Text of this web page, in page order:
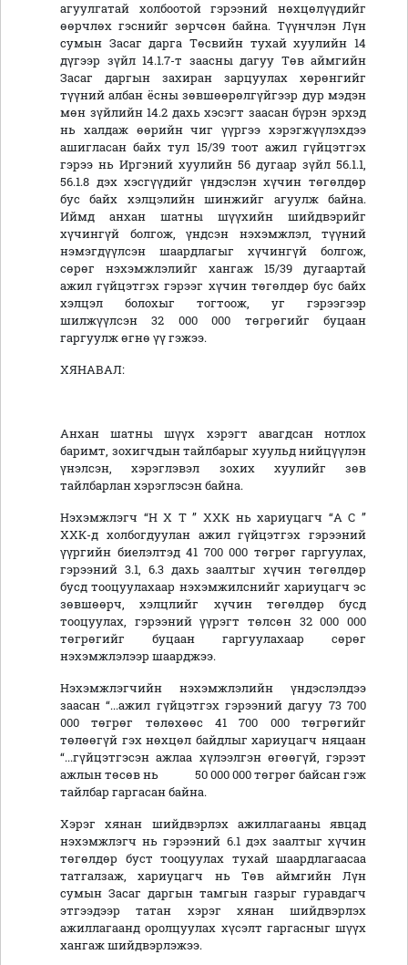
агуулгатай холбоотой гэрээний нөхцөлүүдийг
өөрчлөх гэснийг зөрчсөн байна. Түүнчлэн Лүн
сумын Засаг дарга Төсвийн тухай хуулийн 14
дүгээр зүйл 14.1.7-т заасны дагуу Төв аймгийн
Засаг даргын захиран зарцуулах хөрөнгийг
түүний албан ёсны зөвшөөрөлгүйгээр дур мэдэн
мөн зүйлийн 14.2 дахь хэсэгт заасан бүрэн эрхэд
нь халдаж өөрийн чиг үүргээ хэрэгжүүлэхдээ
ашигласан байх тул 15/39 тоот ажил гүйцэтгэх
гэрээ нь Иргэний хуулийн 56 дугаар зүйл 56.1.1,
56.1.8 дэх хэсгүүдийг үндэслэн хүчин төгөлдөр
бус байх хэлцэлийн шинжийг агуулж байна.
Иймд анхан шатны шүүхийн шийдвэрийг
хүчингүй болгож, үндсэн нэхэмжлэл, түүний
нэмэгдүүлсэн шаардлагыг хүчингүй болгож,
сөрөг нэхэмжлэлийг хангаж 15/39 дугаартай
ажил гүйцэтгэх гэрээг хүчин төгөлдөр бус байх
хэлцэл болохыг тогтоож, уг гэрээгээр
шилжүүлсэн 32 000 000 төгрөгийг буцаан
гаргуулж өгнө үү гэжээ.
ХЯНАВАЛ:
Анхан шатны шүүх хэрэгт авагдсан нотлох
баримт, зохигчдын тайлбарыг хуульд нийцүүлэн
үнэлсэн, хэрэглэвэл зохих хуулийг зөв
тайлбарлан хэрэглэсэн байна.
Нэхэмжлэгч “Н Х Т ” ХХК нь хариуцагч “А С ”
ХХК-д холбогдуулан ажил гүйцэтгэх гэрээний
үүргийн биелэлтэд 41 700 000 төгрөг гаргуулах,
гэрээний 3.1, 6.3 дахь заалтыг хүчин төгөлдөр
бусд тооцуулахаар нэхэмжилснийг хариуцагч эс
зөвшөөрч, хэлцлийг хүчин төгөлдөр бусд
тооцуулах, гэрээний үүрэгт төлсөн 32 000 000
төгрөгийг буцаан гаргуулахаар сөрөг
нэхэмжлэлээр шаарджээ.
Нэхэмжлэгчийн нэхэмжлэлийн үндэслэлдээ
заасан “...ажил гүйцэтгэх гэрээний дагуу 73 700
000 төгрөг төлөхөөс 41 700 000 төгрөгийг
төлөөгүй гэх нөхцөл байдлыг хариуцагч няцаан
“...гүйцэтгэсэн ажлаа хүлээлгэн өгөөгүй, гэрээт
ажлын төсөв нь 50 000 000 төгрөг байсан гэж
тайлбар гаргасан байна.
Хэрэг хянан шийдвэрлэх ажиллагааны явцад
нэхэмжлэгч нь гэрээний 6.1 дэх заалтыг хүчин
төгөлдөр буст тооцуулах тухай шаардлагаасаа
татгалзаж, хариуцагч нь Төв аймгийн Лүн
сумын Засаг даргын тамгын газрыг гуравдагч
этгээдээр татан хэрэг хянан шийдвэрлэх
ажиллагаанд оролцуулах хүсэлт гаргасныг шүүх
хангаж шийдвэрлэжээ.